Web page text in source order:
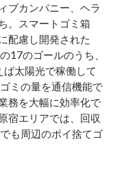
ブカンパニー、ヘラ
。スマートゴミ箱
配慮し開発された
17のゴールのうち、
太陽光で稼働して
ミの量を通信機能で
務を大幅に効率化で
宿エリアでは、回収
も周辺のポイ捨てゴ